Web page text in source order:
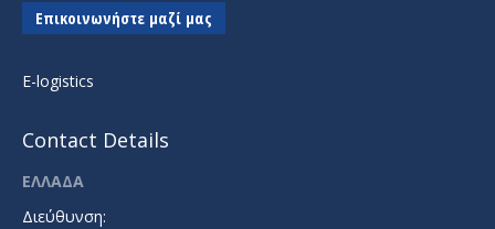
Επικοινωνήστε μαζί μας
E-logistics
Contact Details
ΕΛΛΑΔΑ
Διεύθυνση: